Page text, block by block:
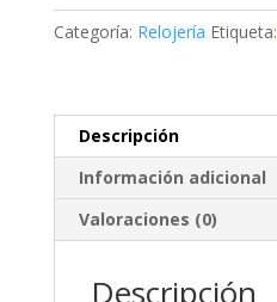
Categoría: Relojería Etiqueta:
Descripción
Información adicional
Valoraciones (0)
Descripción